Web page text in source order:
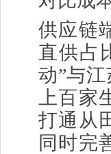
供应链
直供占
动”与
上百
打通从
同时完